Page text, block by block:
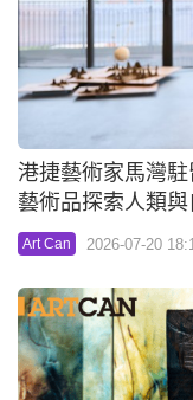
港捷藝術家馬灣
藝術品探索人類
Art Can 2026-07-20